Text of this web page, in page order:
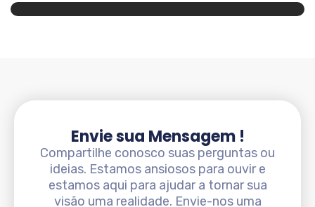
Envie sua Mensagem !
Compartilhe conosco suas perguntas ou
ideias. Estamos ansiosos para ouvir e
estamos aqui para ajudar a tornar sua
visão uma realidade. Envie-nos uma